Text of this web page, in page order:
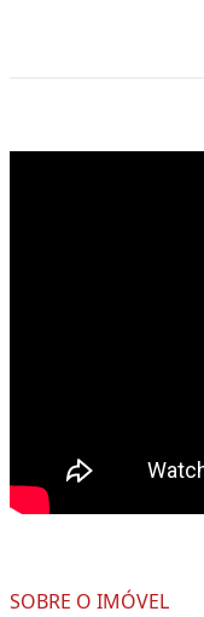
SOBRE O IMÓVEL